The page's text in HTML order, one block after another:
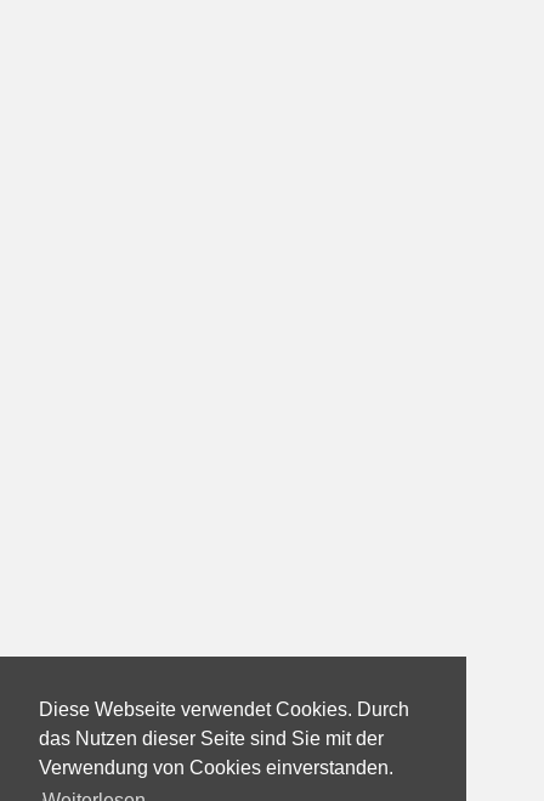
Diese Webseite verwendet Cookies. Durch
das Nutzen dieser Seite sind Sie mit der
Verwendung von Cookies einverstanden.